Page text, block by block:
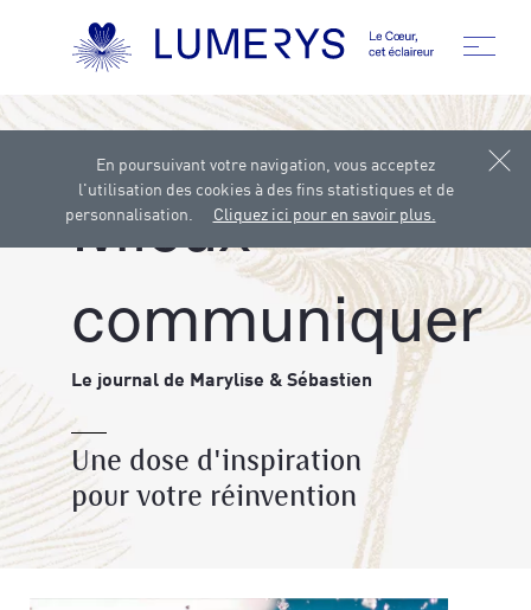
En poursuivant votre navigation, vous acceptez
l'utilisation des cookies à des fins statistiques et de
personnalisation.
Cliquez ici pour en savoir plus.
Accueil Journal Mieux communiquer
Mieux
communiquer
Le journal de Marylise & Sébastien
Une dose d'inspiration
pour votre réinvention